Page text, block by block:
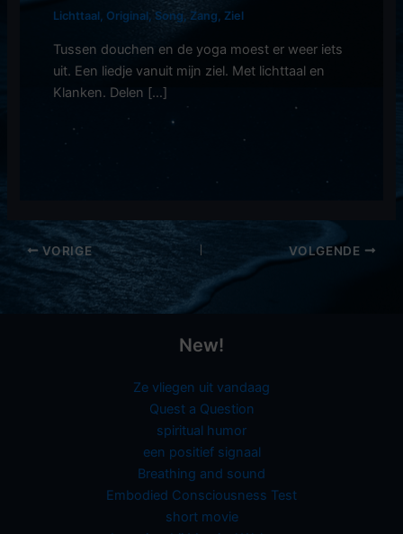
Lichttaal, Original, Song, Zang, Ziel
Tussen douchen en de yoga moest er weer iets
uit. Een liedje vanuit mijn ziel. Met lichttaal en
Klanken. Delen […]
VORIGE VOLGENDE
New!
Ze vliegen uit vandaag
Quest a Question
spiritual humor
een positief signaal
Breathing and sound
Embodied Consciousness Test
short movie